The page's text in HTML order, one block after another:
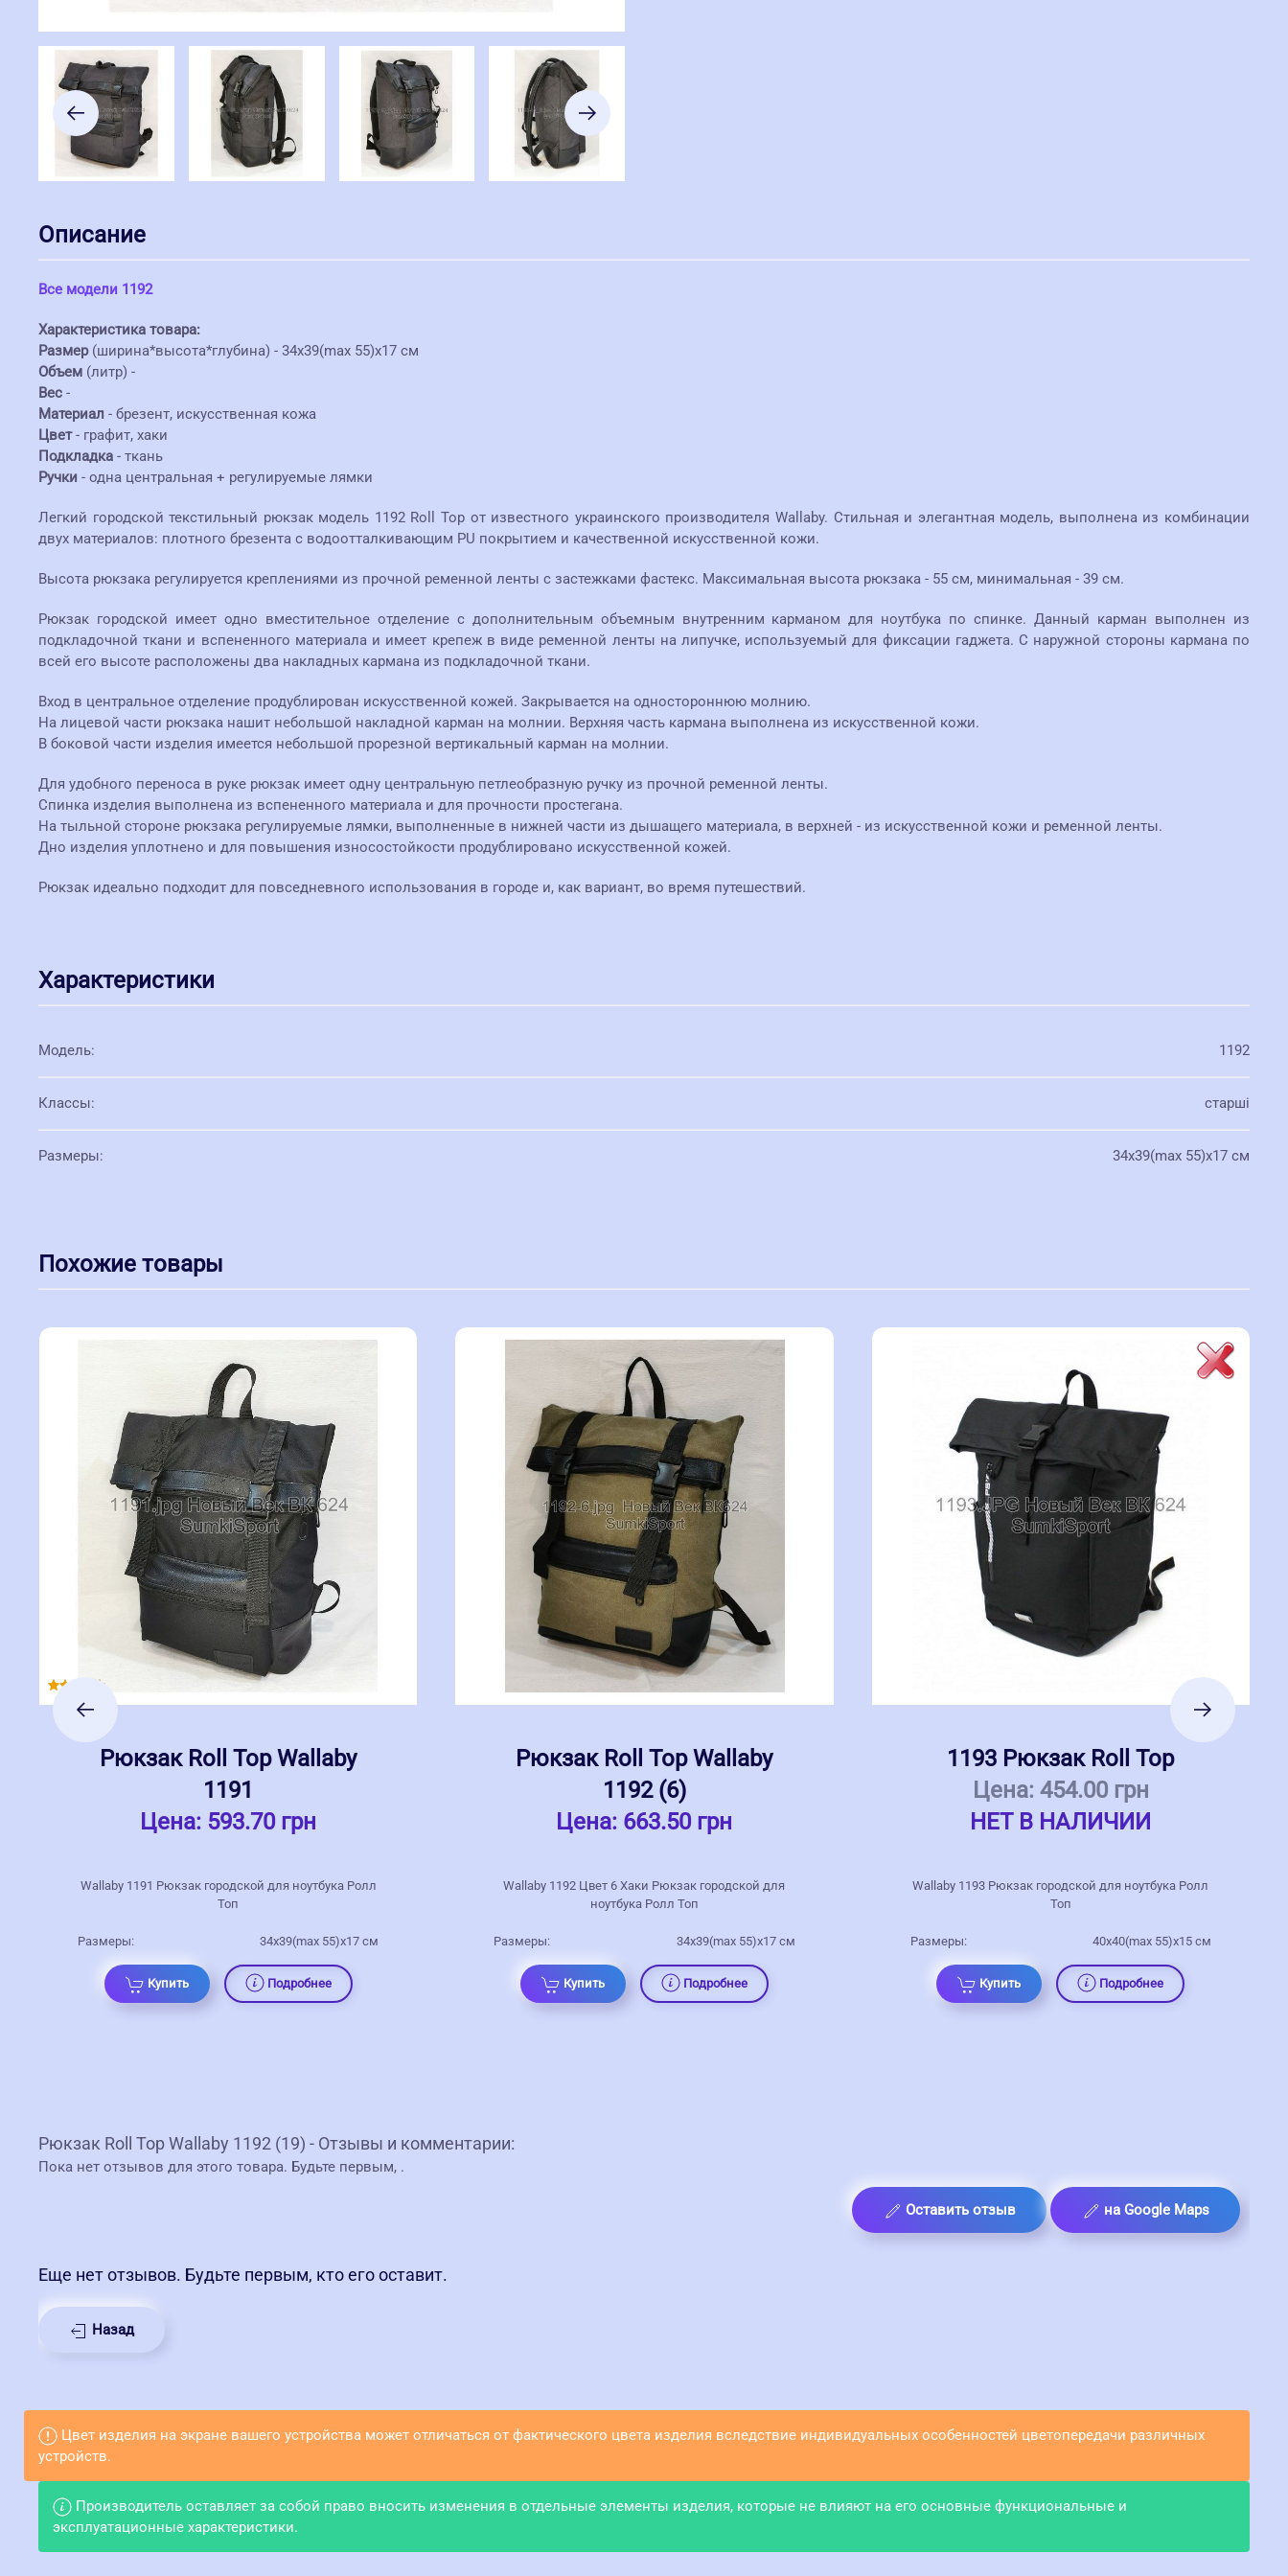
Описание
Все модели 1192
Характеристика товара:
Размер(ширина*высота*глубина) - 34х39(max 55)х17 см
Объем (литр) -
Вес -
Материал - брезент, искусственная кожа
Цвет- графит, хаки
Подкладка - ткань
Ручки - одна центральная + регулируемые лямки
Легкий городской текстильный рюкзак модель 1192 Roll Top от известного украинского производителя Wallaby. Стильная и элегантная модель, выполнена из комбинации
двух материалов: плотного брезента с водоотталкивающим PU покрытием и качественной искусственной кожи.
Высота рюкзака регулируется креплениями из прочной ременной ленты с застежками фастекс. Максимальная высота рюкзака - 55 см, минимальная - 39 см.
Рюкзак городской имеет одно вместительное отделение с дополнительным объемным внутренним карманом для ноутбука по спинке. Данный карман выполнен из
подкладочной ткани и вспененного материала и имеет крепеж в виде ременной ленты на липучке, используемый для фиксации гаджета. С наружной стороны кармана по
всей его высоте расположены два накладных кармана из подкладочной ткани.
Вход в центральное отделение продублирован искусственной кожей. Закрывается на одностороннюю молнию.
На лицевой части рюкзака нашит небольшой накладной карман на молнии. Верхняя часть кармана выполнена из искусственной кожи.
В боковой части изделия имеется небольшой прорезной вертикальный карман на молнии.
Для удобного переноса в руке рюкзак имеет одну центральную петлеобразную ручку из прочной ременной ленты.
Спинка изделия выполнена из вспененного материала и для прочности простегана.
На тыльной стороне рюкзака регулируемые лямки, выполненные в нижней части из дышащего материала, в верхней - из искусственной кожи и ременной ленты.
Дно изделия уплотнено и для повышения износостойкости продублировано искусственной кожей.
Рюкзак идеально подходит для повседневного использования в городе и, как вариант, во время путешествий.
Характеристики
Модель: 1192
Классы: старші
Размеры: 34х39(max 55)х17 см
Похожие товары
Рюкзак Roll Top Wallaby
1191
Цена: 593.70 грн
Wallaby 1191 Рюкзак городской для ноутбука Ролл
Топ
Размеры: 34х39(max 55)х17 см
Купить Подробнее
Рюкзак Roll Top Wallaby
1192 (6)
Цена: 663.50 грн
Wallaby 1192 Цвет 6 Хаки Рюкзак городской для
ноутбука Ролл Топ
Размеры: 34х39(max 55)х17 см
Купить Подробнее
1193 Рюкзак Roll Top
Цена: 454.00 грн
НЕТ В НАЛИЧИИ
Wallaby 1193 Рюкзак городской для ноутбука Ролл
Топ
Размеры: 40х40(max 55)х15 см
Купить Подробнее
Рюкзак Roll Top Wallaby 1192 (19) - Отзывы и комментарии:
Пока нет отзывов для этого товара. Будьте первым, .
Оставить отзыв на Google Maps
Еще нет отзывов. Будьте первым, кто его оставит.
Назад
Цвет изделия на экране вашего устройства может отличаться от фактического цвета изделия вследствие индивидуальных особенностей цветопередачи различных
устройств.
Производитель оставляет за собой право вносить изменения в отдельные элементы изделия, которые не влияют на его основные функциональные и
эксплуатационные характеристики.